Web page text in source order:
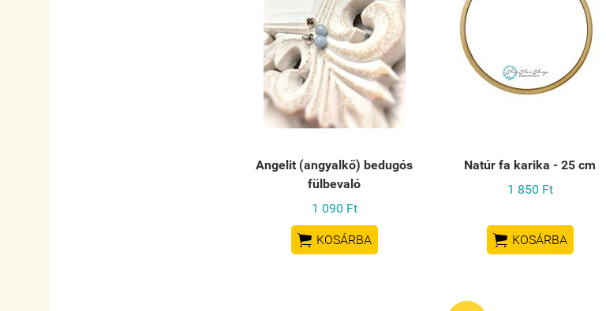
Angelit (angyalkő) bedugós
fülbevaló
1 090 Ft
 KOSÁRBA
Natúr fa karika - 25 cm
1 850 Ft
 KOSÁRBA